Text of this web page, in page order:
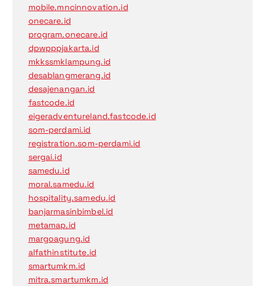
mobile.mncinnovation.id
onecare.id
program.onecare.id
dpwpppjakarta.id
mkkssmklampung.id
desablangmerang.id
desajenangan.id
fastcode.id
eigeradventureland.fastcode.id
som-perdami.id
registration.som-perdami.id
sergai.id
samedu.id
moral.samedu.id
hospitality.samedu.id
banjarmasinbimbel.id
metamap.id
margoagung.id
alfathinstitute.id
smartumkm.id
mitra.smartumkm.id